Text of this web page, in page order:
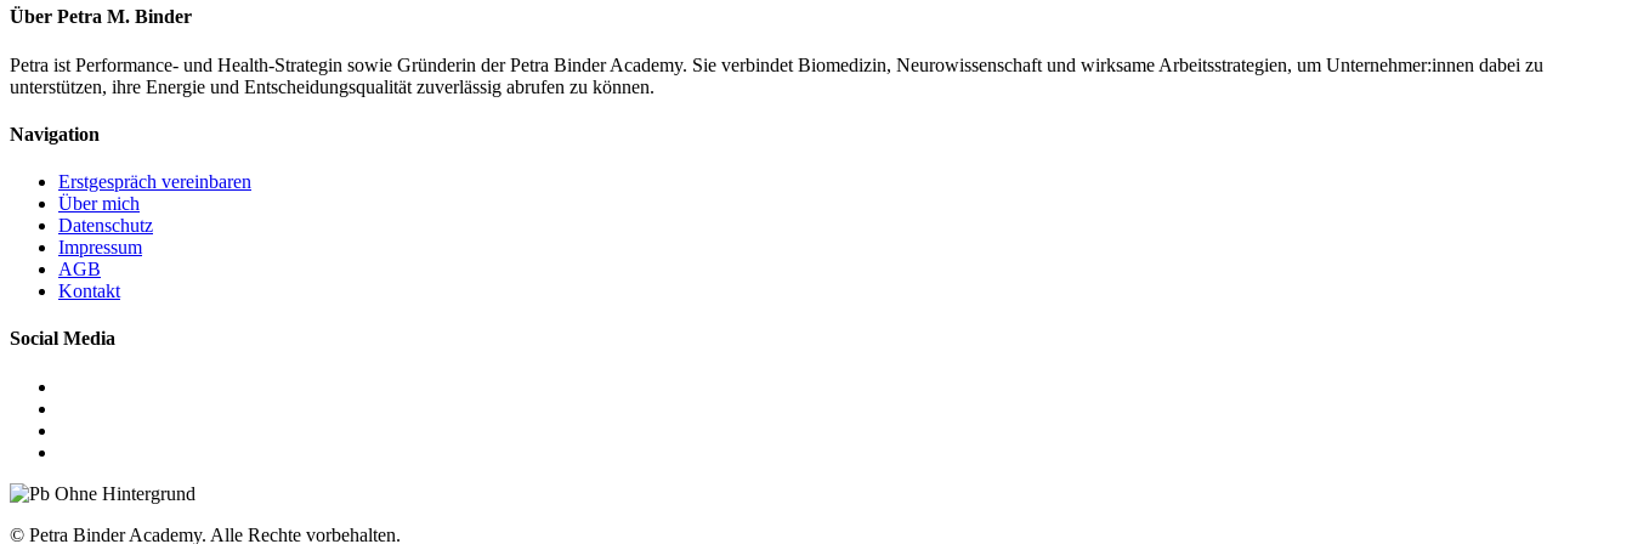
Über Petra M. Binder
Petra ist Performance- und Health-Strategin sowie Gründerin der Petra Binder Academy. Sie verbindet Biomedizin, Neurowissenschaft und wirksame Arbeitsstrategien, um Unternehmer:innen dabei zu
unterstützen, ihre Energie und Entscheidungsqualität zuverlässig abrufen zu können.
Navigation
Erstgespräch vereinbaren
Über mich
Datenschutz
Impressum
AGB
Kontakt
Social Media
© Petra Binder Academy. Alle Rechte vorbehalten.